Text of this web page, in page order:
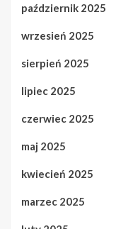
październik 2025
wrzesień 2025
sierpień 2025
lipiec 2025
czerwiec 2025
maj 2025
kwiecień 2025
marzec 2025